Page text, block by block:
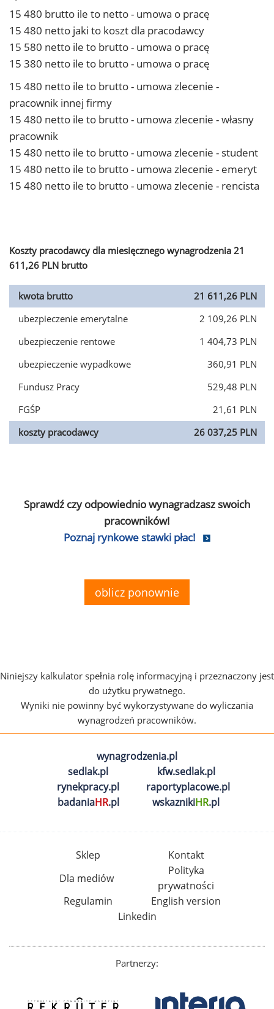
15 480 brutto ile to netto - umowa o pracę
15 480 netto jaki to koszt dla pracodawcy
15 580 netto ile to brutto - umowa o pracę
15 380 netto ile to brutto - umowa o pracę
15 480 netto ile to brutto - umowa zlecenie -
pracownik innej firmy
15 480 netto ile to brutto - umowa zlecenie - własny
pracownik
15 480 netto ile to brutto - umowa zlecenie - student
15 480 netto ile to brutto - umowa zlecenie - emeryt
15 480 netto ile to brutto - umowa zlecenie - rencista
Koszty pracodawcy dla miesięcznego wynagrodzenia 21
611,26 PLN brutto
kwota brutto
21 611,26 PLN
ubezpieczenie emerytalne
2 109,26 PLN
ubezpieczenie rentowe
1 404,73 PLN
ubezpieczenie wypadkowe
360,91 PLN
Fundusz Pracy
529,48 PLN
FGŚP
21,61 PLN
koszty pracodawcy
26 037,25 PLN
Sprawdź czy odpowiednio wynagradzasz swoich
pracowników!
Poznaj rynkowe stawki płac!
oblicz ponownie
Niniejszy kalkulator spełnia rolę informacyjną i przeznaczony jest
do użytku prywatnego.
Wyniki nie powinny być wykorzystywane do wyliczania
wynagrodzeń pracowników.
wynagrodzenia.pl
sedlak.pl
kfw.sedlak.pl
rynekpracy.pl
raportyplacowe.pl
badaniaHR.pl wskaznikiHR.pl
Sklep
Kontakt
Dla mediów
Polityka
prywatności
Regulamin
English version
Linkedin
Partnerzy: